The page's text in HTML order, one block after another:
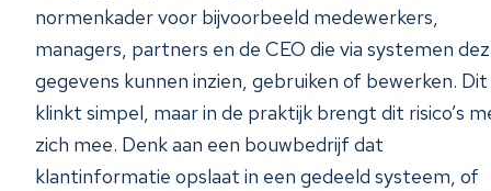
normenkader voor bijvoorbeeld medewerkers,
managers, partners en de CEO die via systemen
gegevens kunnen inzien, gebruiken of bewerken. Dit
klinkt simpel, maar in de praktijk brengt dit risico’s
zich mee. Denk aan een bouwbedrijf dat
klantinformatie opslaat in een gedeeld systeem, of